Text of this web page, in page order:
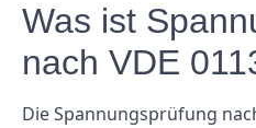
Was ist
nach VDE
Die Spannungsprüfung